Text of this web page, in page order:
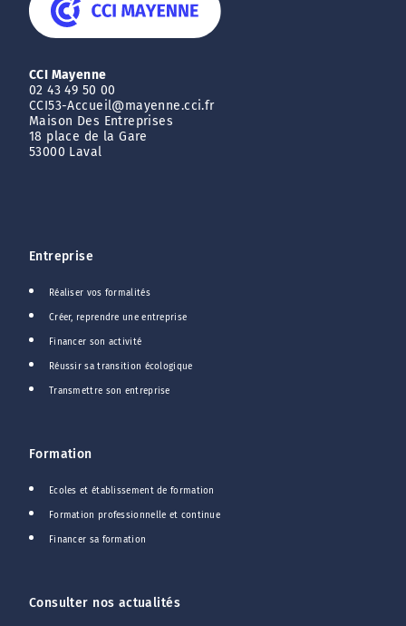
CCI Mayenne
02 43 49 50 00
CCI53-Accueil@mayenne.cci.fr
Maison Des Entreprises
18 place de la Gare
53000 Laval
Entreprise
Réaliser vos formalités
Créer, reprendre une entreprise
Financer son activité
Réussir sa transition écologique
Transmettre son entreprise
Formation
Ecoles et établissement de formation
Formation professionnelle et continue
Financer sa formation
Consulter nos actualités